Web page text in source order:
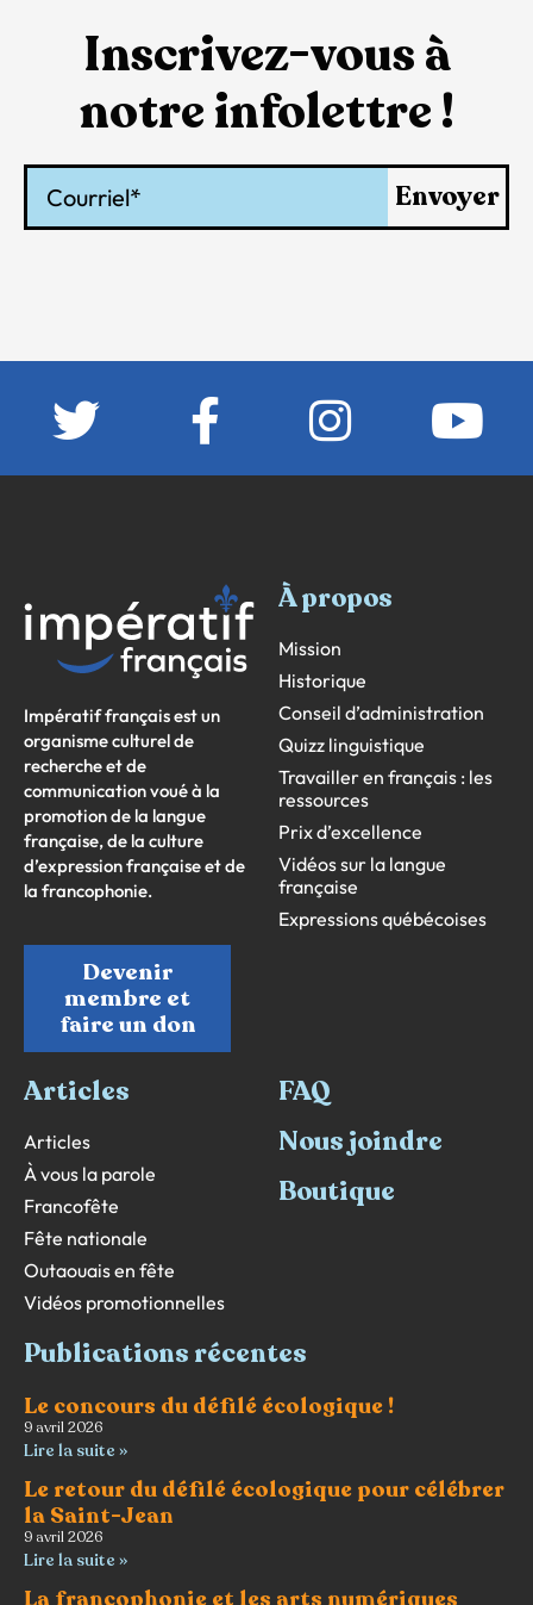
Inscrivez-vous à
notre infolettre !
Envoyer
Impératif français est un
organisme culturel de
recherche et de
communication voué à la
promotion de la langue
française, de la culture
d’expression française et de
la francophonie.
Devenir
membre et
faire un don
À propos
Mission
Historique
Conseil d’administration
Quizz linguistique
Travailler en français : les
ressources
Prix d’excellence
Vidéos sur la langue
française
Expressions québécoises
Articles
Articles
À vous la parole
Francofête
Fête nationale
Outaouais en fête
Vidéos promotionnelles
FAQ
Nous joindre
Boutique
Publications récentes
Le concours du défilé écologique !
9 avril 2026
Lire la suite »
Le retour du défilé écologique pour célébrer
la Saint-Jean
9 avril 2026
Lire la suite »
La francophonie et les arts numériques